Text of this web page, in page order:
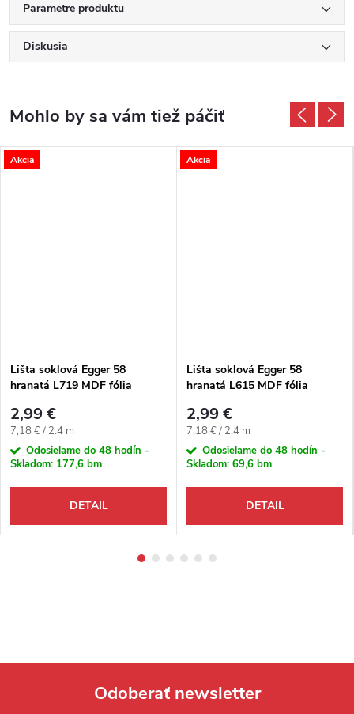
Parametre produktu
Diskusia
Akcia
Lišta soklová Egger 58
hranatá L719 MDF fólia
2,99 €
Jednotková cena:
7,18 € / 2.4 m
Odosielame do 48 hodín -
Skladom: 177,6 bm
DETAIL
Akcia
Lišta soklová Egger 58
hranatá L615 MDF fólia
2,99 €
Jednotková cena:
7,18 € / 2.4 m
Odosielame do 48 hodín -
Skladom: 69,6 bm
DETAIL
Odoberať newsletter